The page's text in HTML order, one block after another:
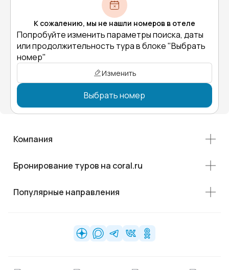
К сожалению, мы не нашли номеров в отеле
Попробуйте изменить параметры поиска, даты
или продолжительность тура в блоке "Выбрать
номер"
Изменить
Выбрать номер
Компания
Бронирование туров на coral.ru
Популярные направления